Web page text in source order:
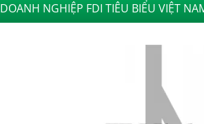
DOANH NGHIỆP FDI TIÊU BIỂU VIỆT